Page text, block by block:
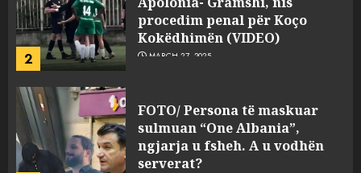
2
procedim penal për Koço
Kokëdhimën (VIDEO)
MARCH 27, 2025
FOTO/ Persona të maskuar
sulmuan “One Albania”,
ngjarja u fsheh. A u vodhën
serverat?